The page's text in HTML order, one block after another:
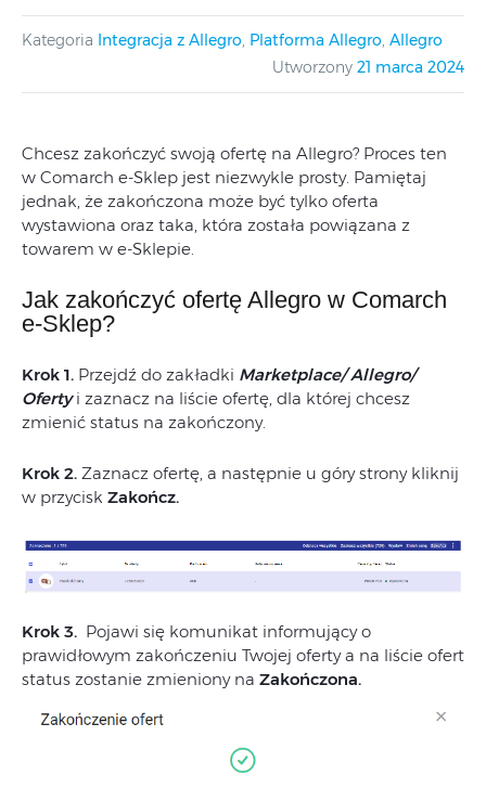
Kategoria Integracja z Allegro, Platforma Allegro, Allegro
Utworzony 21 marca 2024
Chcesz zakończyć swoją ofertę na Allegro? Proces ten
w Comarch e-Sklep jest niezwykle prosty. Pamiętaj
jednak, że zakończona może być tylko oferta
wystawiona oraz taka, która została powiązana z
towarem w e-Sklepie.
Jak zakończyć ofertę Allegro w Comarch
e-Sklep?
Krok 1. Przejdź do zakładki Marketplace/ Allegro/
Ofertyi zaznacz na liście ofertę, dla której chcesz
zmienić status na zakończony.
Krok 2. Zaznacz ofertę, a następnie u góry strony kliknij
w przycisk Zakończ.
Krok 3. Pojawi się komunikat informujący o
prawidłowym zakończeniu Twojej oferty a na liście ofert
status zostanie zmieniony na Zakończona.